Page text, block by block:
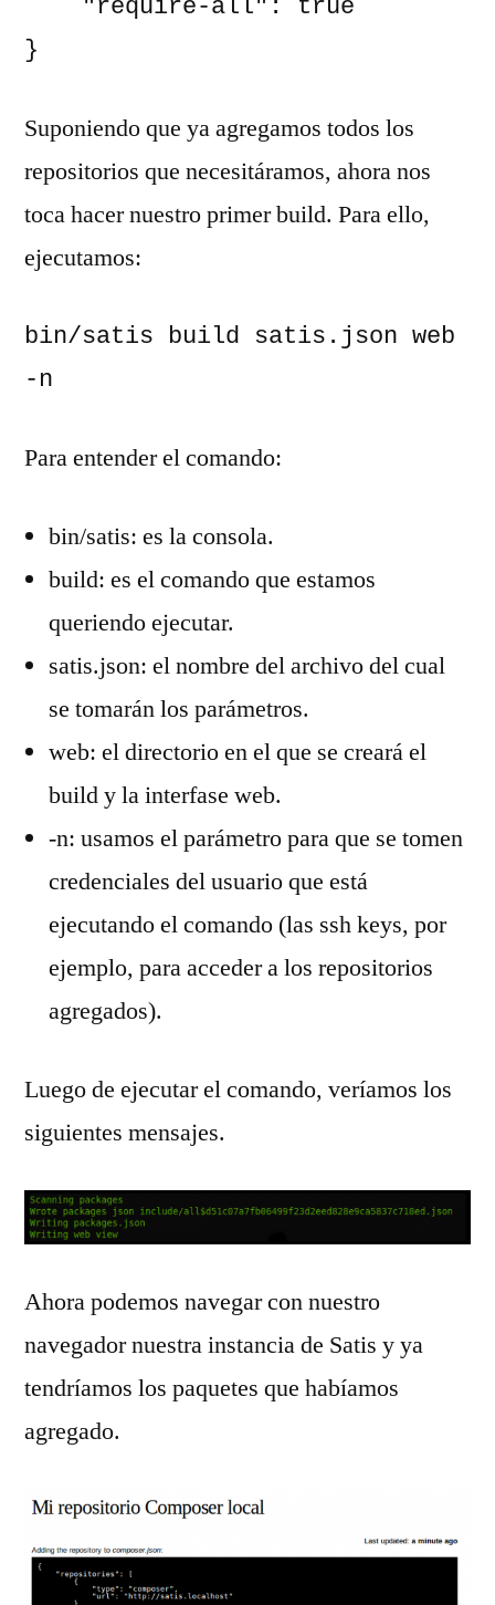
}
Suponiendo que ya agregamos todos los
repositorios que necesitáramos, ahora nos
toca hacer nuestro primer build. Para ello,
ejecutamos:
bin/satis build satis.json web
-n
Para entender el comando:
bin/satis: es la consola.
build: es el comando que estamos
queriendo ejecutar.
satis.json: el nombre del archivo del cual
se tomarán los parámetros.
web: el directorio en el que se creará el
build y la interfase web.
-n: usamos el parámetro para que se tomen
credenciales del usuario que está
ejecutando el comando (las ssh keys, por
ejemplo, para acceder a los repositorios
agregados).
Luego de ejecutar el comando, veríamos los
siguientes mensajes.
Ahora podemos navegar con nuestro
navegador nuestra instancia de Satis y ya
tendríamos los paquetes que habíamos
agregado.